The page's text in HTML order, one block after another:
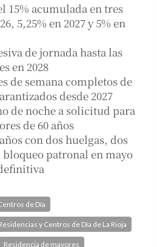
15% acumulada en tres
5,25% en 2027 y 5% en
de jornada hasta las
en 2028
de semana completos de
desde 2027
de noche a solicitud para
de 60 años
con dos huelgas, dos
patronal en mayo
de Día
y Centros de Día de La Rioja
Residencia de mayores